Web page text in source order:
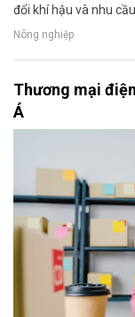
đổi khí hậu và nhu
Nông nghiệp
Thương mại
Á